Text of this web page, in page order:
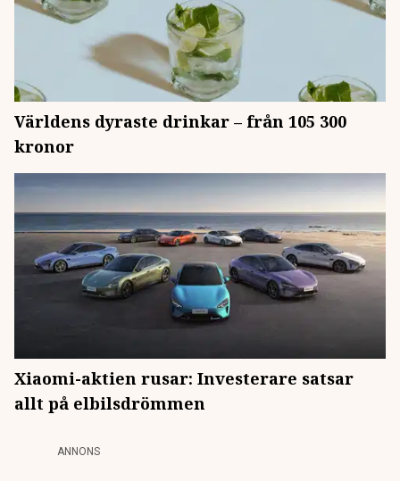
Världens dyraste drinkar – från 105 300
kronor
Xiaomi-aktien rusar: Investerare satsar
allt på elbilsdrömmen
ANNONS